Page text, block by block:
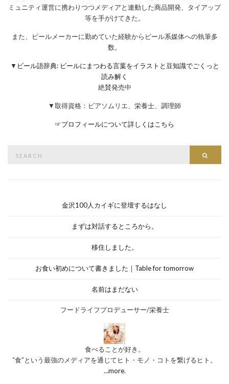
ミュニティ運営に携わりつつメディアと連動した商品開発、タイアップ
等を手がけてきた。
また、ビールメーカーに勤めていた経験からビール系媒体への執筆多
数。
▼ ビール語辞典: ビールにまつわる言葉をイラストと豆知識でごくっと
読み解く
絶賛発売中
▼取得資格：ビアソムリエ、栄養士、調理師
☞プロフィールについて詳しくはこちら
金沢100人カイギに登壇するはなし
まずは対話するところから。
移住しました。
お食い初めについて書きました｜Table for tomorrow
名前はまだない
フードライフプロデューサー/栄養士
食べることが好き。
“食”という最強のメディアを通じてヒト・モノ・コトを繋げるヒト。
…more.